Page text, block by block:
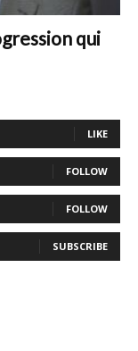
qui
LIKE
FOLLOW
FOLLOW
SUBSCRIBE